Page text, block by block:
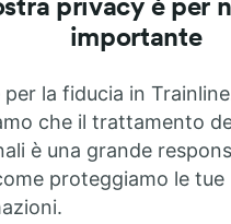
un pullman per
(Surrey), sei nel
biglietti dei pullman, è
alto, e compareremo i
e in pullman. Con
per viaggiare con oltre
privacy è per
importante
per la fiducia in
che il trattamento
è una grande
proteggiamo le tue